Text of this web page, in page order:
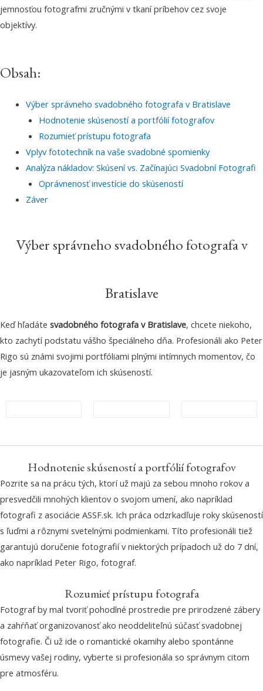
jemnosťou fotografmi zručnými v tkaní príbehov cez svoje
objektívy.
Obsah:
Výber správneho svadobného fotografa v Bratislave
Hodnotenie skúseností a portfólií fotografov
Rozumieť prístupu fotografa
Vplyv fototechník na vaše svadobné spomienky
Analýza nákladov: Skúsení vs. Začínajúci Svadobní Fotografi
Oprávnenosť investície do skúseností
Záver
Výber správneho svadobného fotografa v
Bratislave
Keď hľadáte svadobného fotografa v Bratislave, chcete niekoho,
kto zachytí podstatu vášho špeciálneho dňa. Profesionáli ako Peter
Rigo sú známi svojimi portfóliami plnými intímnych momentov, čo
je jasným ukazovateľom ich skúseností.
Hodnotenie skúseností a portfólií fotografov
Pozrite sa na prácu tých, ktorí už majú za sebou mnoho rokov a
presvedčili mnohých klientov o svojom umení, ako napríklad
fotografi z asociácie ASSF.sk. Ich práca odzrkadľuje roky skúseností
s ľuďmi a rôznymi svetelnými podmienkami. Títo profesionáli tiež
garantujú doručenie fotografií v niektorých prípadoch už do 7 dní,
ako napríklad Peter Rigo, fotograf.
Rozumieť prístupu fotografa
Fotograf by mal tvoriť pohodlné prostredie pre prirodzené zábery
a zahŕňať organizovanosť ako neoddeliteľnú súčasť svadobnej
fotografie. Či už ide o romantické okamihy alebo spontánne
úsmevy vašej rodiny, vyberte si profesionála so správnym citom
pre atmosféru.